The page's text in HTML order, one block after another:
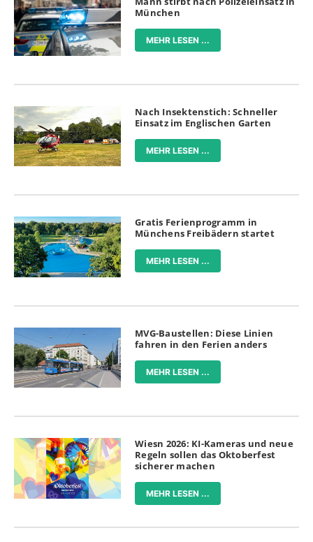
München
MEHR LESEN ...
Nach Insektenstich: Schneller
Einsatz im Englischen Garten
MEHR LESEN ...
Gratis Ferienprogramm in
Münchens Freibädern startet
MEHR LESEN ...
MVG-Baustellen: Diese Linien
fahren in den Ferien anders
MEHR LESEN ...
Wiesn 2026: KI-Kameras und neue
Regeln sollen das Oktoberfest
sicherer machen
MEHR LESEN ...